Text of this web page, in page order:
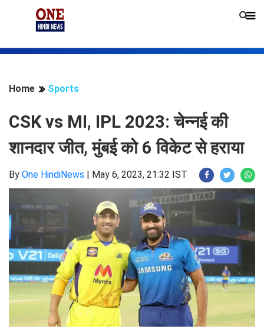
Home Sports
CSK vs MI, IPL 2023: चेन्नई की
शानदार जीत, मुंबई को 6 विकेट से हराया
By One HindiNews | May 6, 2023, 21:32 IST